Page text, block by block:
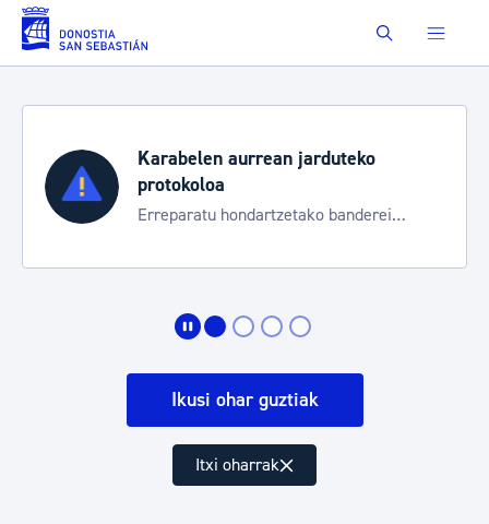
Eduki nagusira joan Buscar
Karabelen aurrean jarduteko
protokoloa
Erreparatu hondartzetako banderei
Ikusi ohar guztiak
Itxi oharrak